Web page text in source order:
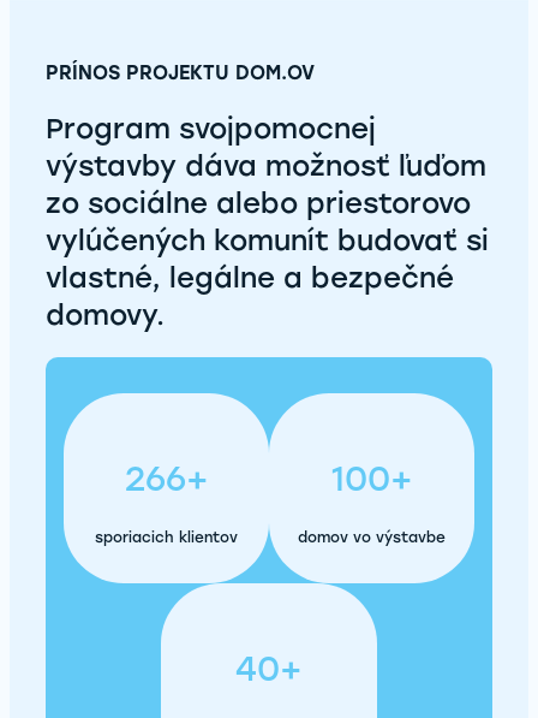
PRÍNOS PROJEKTU DOM.OV
Program svojpomocnej
výstavby dáva možnosť ľuďom
zo sociálne alebo priestorovo
vylúčených komunít budovať si
vlastné, legálne a bezpečné
domovy.
266+
sporiacich klientov
100+
domov vo výstavbe
40+